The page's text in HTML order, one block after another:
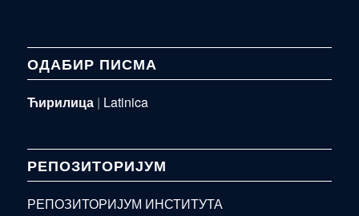
ОДАБИР ПИСМА
Ћирилица| Latinica
РЕПОЗИТОРИЈУМ
РЕПОЗИТОРИЈУМ ИНСТИТУТА